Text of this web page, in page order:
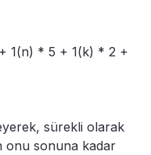
1(n) * 5 + 1(k) * 2 +
sürekli olarak
onu sonuna kadar